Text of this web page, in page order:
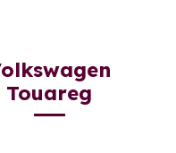
Touareg